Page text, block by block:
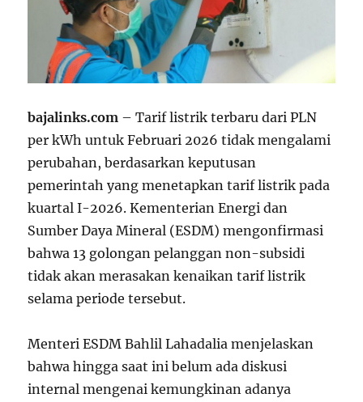
bajalinks.com – Tarif listrik terbaru dari PLN
per kWh untuk Februari 2026 tidak mengalami
perubahan, berdasarkan keputusan
pemerintah yang menetapkan tarif listrik pada
kuartal I-2026. Kementerian Energi dan
Sumber Daya Mineral (ESDM) mengonfirmasi
bahwa 13 golongan pelanggan non-subsidi
tidak akan merasakan kenaikan tarif listrik
selama periode tersebut.
Menteri ESDM Bahlil Lahadalia menjelaskan
bahwa hingga saat ini belum ada diskusi
internal mengenai kemungkinan adanya